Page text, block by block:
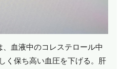
血液中のコレステロール中
く保ち高い血圧を下げる。肝